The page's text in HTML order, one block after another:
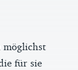
möglichst
für sie